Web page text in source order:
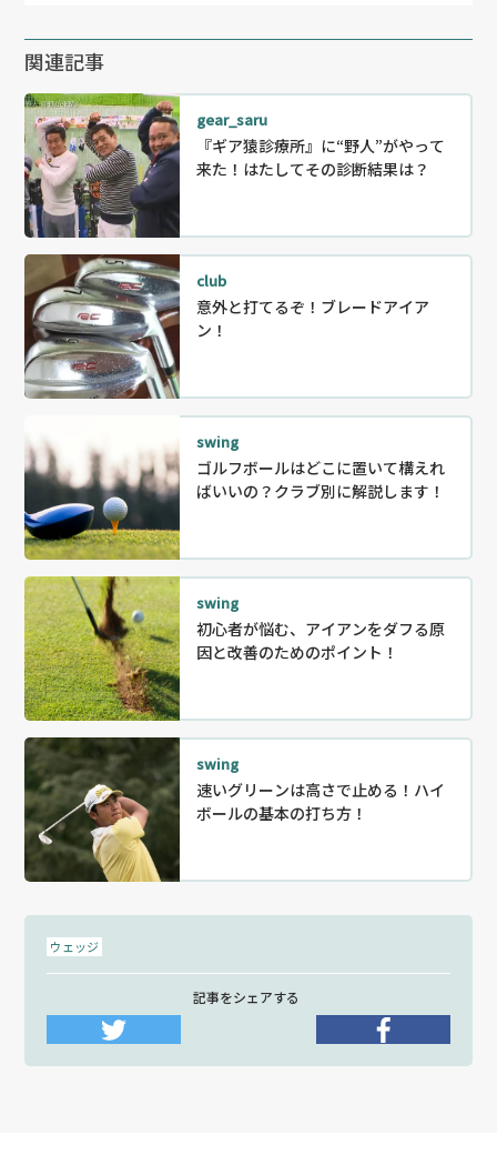
関連記事
gear_saru
『ギア猿診療所』に“野人”がやって
来た！はたしてその診断結果は？
club
意外と打てるぞ！ブレードアイア
ン！
swing
ゴルフボールはどこに置いて構えれ
ばいいの？クラブ別に解説します！
swing
初心者が悩む、アイアンをダフる原
因と改善のためのポイント！
swing
速いグリーンは高さで止める！ハイ
ボールの基本の打ち方！
ウェッジ
記事をシェアする